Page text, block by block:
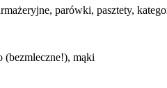
parówki, pasztety,
(bezmleczne!), mąki